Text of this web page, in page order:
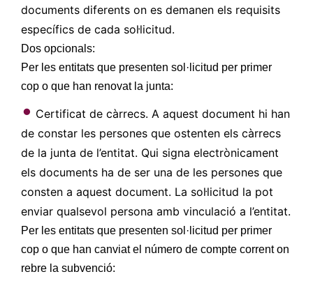
documents diferents on es demanen els requisits
específics de cada sol·licitud.
Dos opcionals:
Per les entitats que presenten sol·licitud per primer
cop o que han renovat la junta:
Certificat de càrrecs. A aquest document hi han
de constar les persones que ostenten els càrrecs
de la junta de l’entitat. Qui signa electrònicament
els documents ha de ser una de les persones que
consten a aquest document. La sol·licitud la pot
enviar qualsevol persona amb vinculació a l’entitat.
Per les entitats que presenten sol·licitud per primer
cop o que han canviat el número de compte corrent on
rebre la subvenció: